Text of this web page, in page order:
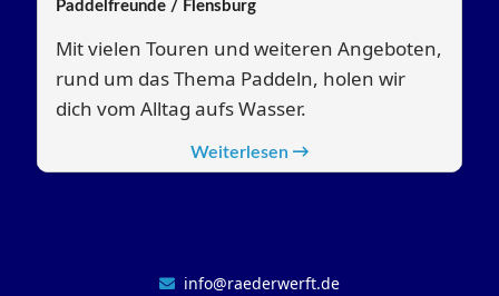
Paddelfreunde / Flensburg
Mit vielen Touren und weiteren Angeboten,
rund um das Thema Paddeln, holen wir
dich vom Alltag aufs Wasser.
Weiterlesen
info@raederwerft.de